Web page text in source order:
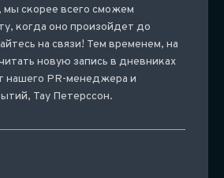
скорее всего сможем
когда оно произойдет до
на связи! Тем временем, на
новую запись в дневниках
нашего PR-менеджера и
Тау Петерссон.